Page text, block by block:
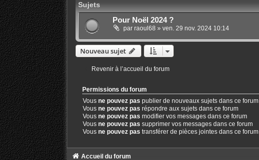
Sujets
Pour Noël 2024 ?
par raoul68 » ven. 29 nov. 2024 10:14
Nouveau sujet
Revenir à l’accueil du forum
Permissions du forum
Vous ne pouvez pas publier de nouveaux sujets dans ce forum
Vous ne pouvez pas répondre aux sujets dans ce forum
Vous ne pouvez pas modifier vos messages dans ce forum
Vous ne pouvez pas supprimer vos messages dans ce forum
Vous ne pouvez pas transférer de pièces jointes dans ce forum
Accueil du forum